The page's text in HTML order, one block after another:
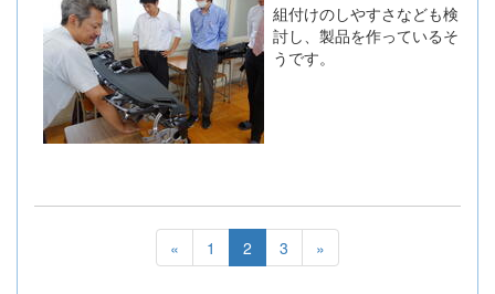
組付けのしやすさなども検
討し、製品を作っているそ
うです。
« 1 2 3 »